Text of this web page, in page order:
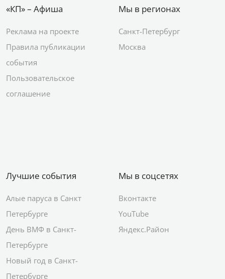
«КП» – Афиша
Реклама на проекте
Правила публикации
события
Пользовательское
соглашение
Мы в регионах
Санкт-Петербург
Москва
Лучшие события
Алые паруса в Санкт
Петербурге
День ВМФ в Санкт-
Петербурге
Новый год в Санкт-
Петербурге
Мы в соцсетях
Вконтакте
YouTube
Яндекс.Район